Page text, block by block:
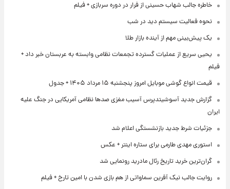
خاطره جالب شهاب حسینی از فرار در دوره سربازی + فیلم
نحوه فعالیت سیستم دید در شب
یک پیش‌بینی مهم از آینده بازار طلا
یحیی سریع از عملیات گسترده تجمعات نظامی وابسته به عربستان خبر داد +
فیلم
قیمت انواع گوشی موبایل امروز پنجشنبه ۱۵ مرداد ۱۴۰۵ + جدول
گزارش جدید آسوشیتدپرس آسیب مغزی صدها نظامی آمریکایی در جنگ علیه
ایران
جزئیات شرط جدید بازنشستگی اعلام شد
استوری مهدی طارمی برای ستاره اینتر + عکس
گران‌ترین خرید تاریخ رئال مادرید رونمایی شد
روایت جالب نیک آفرین سماواتی از هم بازی شدن با امین تارخ + فیلم